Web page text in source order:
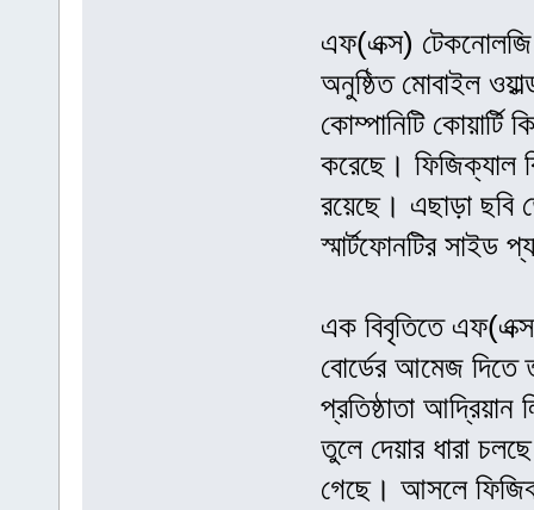
এফ(এক্স) টেকনোলজি
অনুষ্ঠিত মোবাইল
কোম্পানিটি কোয়ার্টি
করেছে। ফিজিক্যাল
রয়েছে। এছাড়া ছবি
স্মার্টফোনটির সাইড
এক বিবৃতিতে
বোর্ডের আমেজ দিতে
প্রতিষ্ঠাতা
তুলে দেয়ার ধারা
গেছে। আসলে